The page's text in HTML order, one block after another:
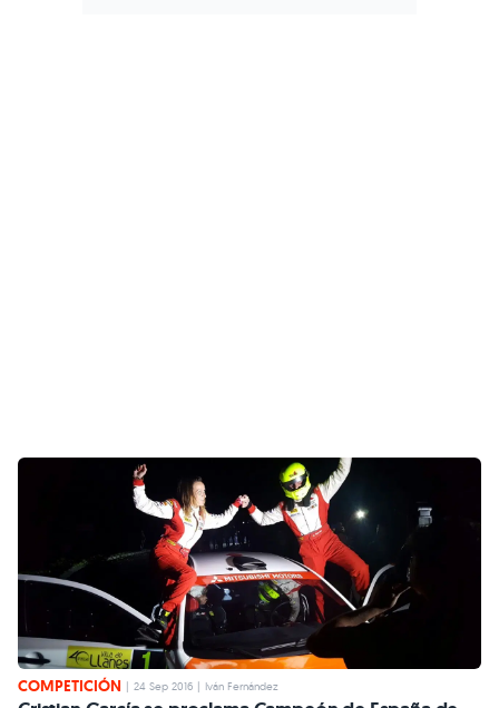
COMPETICIÓN | 24 Sep 2016 | Iván Fernández